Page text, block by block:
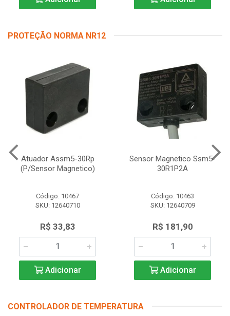
PROTEÇÃO NORMA NR12
Atuador Assm5-30Rp
(P/Sensor Magnetico)
Código: 10467
SKU: 12640710
R$ 33,83
Adicionar
Sensor Magnetico Ssm5-
30R1P2A
Código: 10463
SKU: 12640709
R$ 181,90
Adicionar
CONTROLADOR DE TEMPERATURA